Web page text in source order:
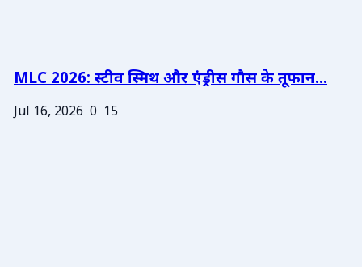
MLC 2026: स्टीव स्मिथ और एंड्रीस गौस के तूफान...
Jul 16, 2026 0 15